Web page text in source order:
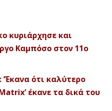
κυριάρχησε και
Καμπόσο στον 11ο
ότι καλύτερο
έκανε τα δικά του